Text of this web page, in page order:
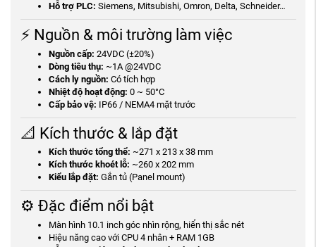
Hỗ trợ PLC: Siemens, Mitsubishi, Omron, Delta, Schneider…
⚡ Nguồn & môi trường làm việc
Nguồn cấp: 24VDC (±20%)
Dòng tiêu thụ: ~1A @24VDC
Cách ly nguồn: Có tích hợp
Nhiệt độ hoạt động: 0 ~ 50°C
Cấp bảo vệ: IP66 / NEMA4 mặt trước
📐 Kích thước & lắp đặt
Kích thước tổng thể: ~271 x 213 x 38 mm
Kích thước khoét lỗ: ~260 x 202 mm
Kiểu lắp đặt: Gắn tủ (Panel mount)
⚙️ Đặc điểm nổi bật
Màn hình 10.1 inch góc nhìn rộng, hiển thị sắc nét
Hiệu năng cao với CPU 4 nhân + RAM 1GB